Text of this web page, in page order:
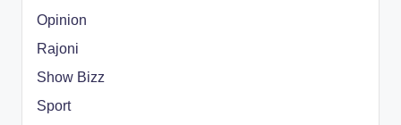
Opinion
Rajoni
Show Bizz
Sport